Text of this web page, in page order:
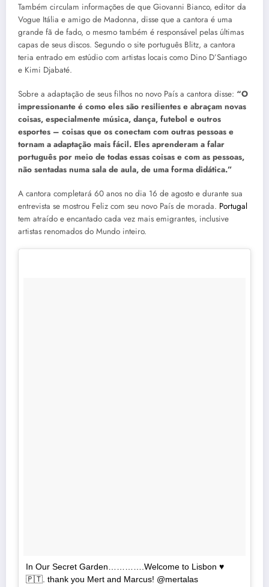
Também circulam informações de que Giovanni Bianco, editor da
Vogue Itália e amigo de Madonna, disse que a cantora é uma
grande fã de fado, o mesmo também é responsável pelas últimas
capas de seus discos. Segundo o site português Blitz, a cantora
teria entrado em estúdio com artistas locais como Dino D’Santiago
e Kimi Djabaté.
Sobre a adaptação de seus filhos no novo País a cantora disse: “O
impressionante é como eles são resilientes e abraçam novas
coisas, especialmente música, dança, futebol e outros
esportes – coisas que os conectam com outras pessoas e
tornam a adaptação mais fácil. Eles aprenderam a falar
português por meio de todas essas coisas e com as pessoas,
não sentadas numa sala de aula, de uma forma didática.”
A cantora completará 60 anos no dia 16 de agosto e durante sua
entrevista se mostrou Feliz com seu novo País de morada. Portugal
tem atraído e encantado cada vez mais emigrantes, inclusive
artistas renomados do Mundo inteiro.
In Our Secret Garden………….Welcome to Lisbon ♥️
🇵🇹. thank you Mert and Marcus! @mertalas